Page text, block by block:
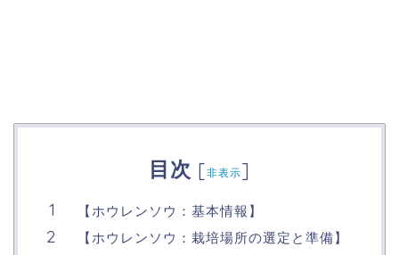
目次 [非表示]
【ホウレンソウ：基本情報】
【ホウレンソウ：栽培場所の選定と準備】